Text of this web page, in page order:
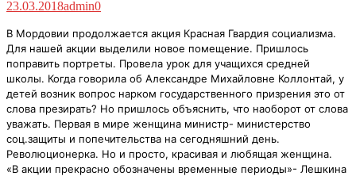
23.03.2018admin0
В Мордовии продолжается акция Красная Гвардия социализма.
Для нашей акции выделили новое помещение. Пришлось
поправить портреты. Провела урок для учащихся средней
школы. Когда говорила об Александре Михайловне Коллонтай, у
детей возник вопрос нарком государственного призрения это от
слова презирать? Но пришлось объяснить, что наоборот от слова
уважать. Первая в мире женщина министр- министерство
соц.защиты и попечительства на сегодняшний день.
Революционерка. Но и просто, красивая и любящая женщина.
«В акции прекрасно обозначены временные периоды»- Лешкина